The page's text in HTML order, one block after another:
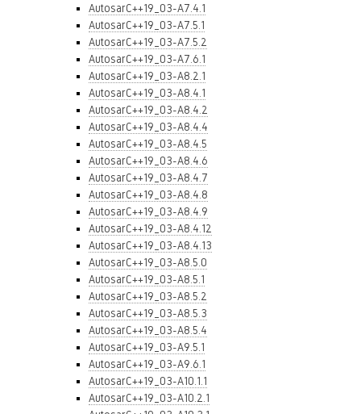
AutosarC++19_03-A7.4.1
AutosarC++19_03-A7.5.1
AutosarC++19_03-A7.5.2
AutosarC++19_03-A7.6.1
AutosarC++19_03-A8.2.1
AutosarC++19_03-A8.4.1
AutosarC++19_03-A8.4.2
AutosarC++19_03-A8.4.4
AutosarC++19_03-A8.4.5
AutosarC++19_03-A8.4.6
AutosarC++19_03-A8.4.7
AutosarC++19_03-A8.4.8
AutosarC++19_03-A8.4.9
AutosarC++19_03-A8.4.12
AutosarC++19_03-A8.4.13
AutosarC++19_03-A8.5.0
AutosarC++19_03-A8.5.1
AutosarC++19_03-A8.5.2
AutosarC++19_03-A8.5.3
AutosarC++19_03-A8.5.4
AutosarC++19_03-A9.5.1
AutosarC++19_03-A9.6.1
AutosarC++19_03-A10.1.1
AutosarC++19_03-A10.2.1